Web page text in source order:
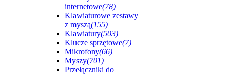
internetowe(78)
Klawiaturowe zestawy
z myszą(155)
Klawiatury(503)
Klucze sprzętowe(7)
Mikrofony(66)
Myszy(701)
Przełączniki do